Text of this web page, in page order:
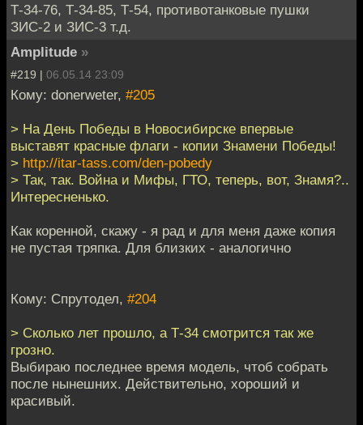
Т-34-76, Т-34-85, Т-54, противотанковые пушки
ЗИС-2 и ЗИС-3 т.д.
Amplitude »
#219 | 06.05.14 23:09
Кому: donerweter, #205
> На День Победы в Новосибирске впервые
выставят красные флаги - копии Знамени Победы!
> http://itar-tass.com/den-pobedy
> Так, так. Война и Мифы, ГТО, теперь, вот, Знамя?..
Интересненько.
Как коренной, скажу - я рад и для меня даже копия
не пустая тряпка. Для близких - аналогично
Кому: Спрутодел, #204
> Сколько лет прошло, а Т-34 смотрится так же
грозно.
Выбираю последнее время модель, чтоб собрать
после нынешних. Действительно, хороший и
красивый.